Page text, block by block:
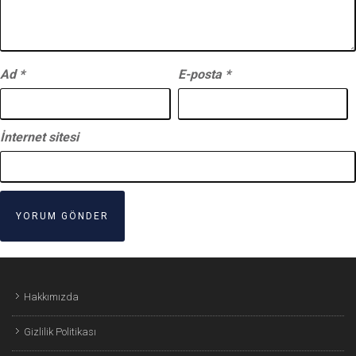
Ad * E-posta *
İnternet sitesi
Hakkımızda
Gizlilik Politikası